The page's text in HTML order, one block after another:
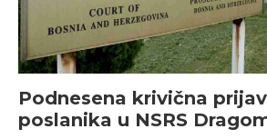
Podnesena krivična
poslanika u NSRS